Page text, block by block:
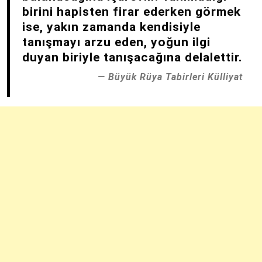
birini hapisten firar ederken görmek
ise, yakın zamanda kendisiyle
tanışmayı arzu eden, yoğun ilgi
duyan biriyle tanışacağına delalettir.
Büyük Rüya Tabirleri Külliyat